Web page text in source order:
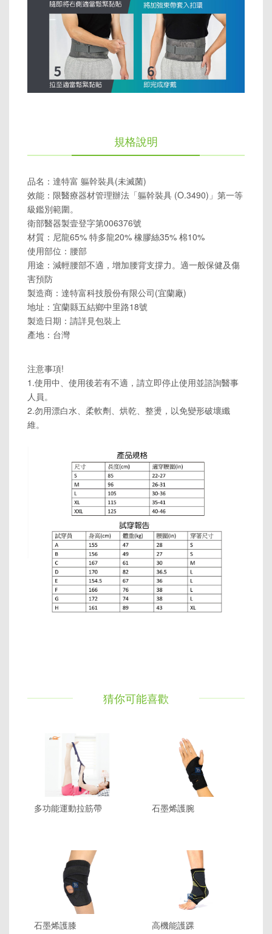
規格說明
品名：達特富 軀幹裝具(未滅菌)
效能：限醫療器材管理辦法「軀幹裝具 (O.3490)」第一等
級鑑別範圍。
衛部醫器製壹登字第006376號
材質：尼龍65% 特多龍20% 橡膠絲35% 棉10%
使用部位：腰部
用途：減輕腰部不適，增加腰背支撐力。適一般保健及傷
害預防
製造商：達特富科技股份有限公司(宜蘭廠)
地址：宜蘭縣五結鄉中里路18號
製造日期：請詳見包裝上
產地：台灣
注意事項!
1.使用中、使用後若有不適，請立即停止使用並諮詢醫事
人員。
2.勿用漂白水、柔軟劑、烘乾、整燙，以免變形破壞纖
維。
猜你可能喜歡
多功能運動拉筋帶 石墨烯護腕
石墨烯護膝 高機能護踝